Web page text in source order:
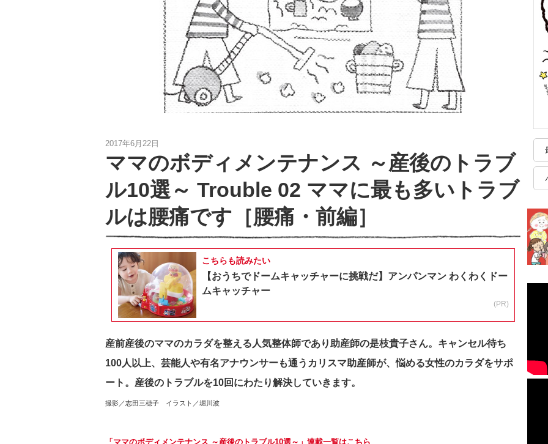
2017年6月22日
ママのボディメンテナンス ～産後のトラブ
ル10選～ Trouble 02 ママに最も多いトラブ
ルは腰痛です［腰痛・前編］
こちらも読みたい
【おうちでドームキャッチャーに挑戦だ】アンパンマン わくわくドー
ムキャッチャー
(PR)
産前産後のママのカラダを整える人気整体師であり助産師の是枝貴子さん。キャンセル待ち
100人以上、芸能人や有名アナウンサーも通うカリスマ助産師が、悩める女性のカラダをサポ
ート。産後のトラブルを10回にわたり解決していきます。
撮影／志田三穂子 イラスト／堀川波
「ママのボディメンテナンス ～産後のトラブル10選～」連載一覧はこちら